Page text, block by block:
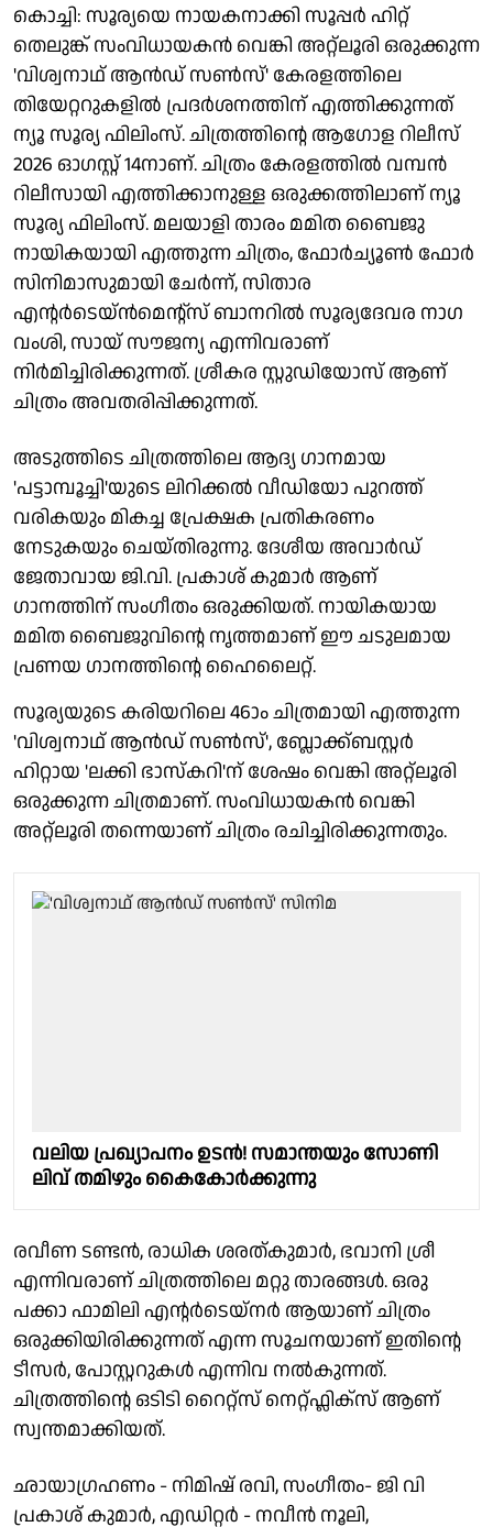
കൊച്ചി: സൂര്യയെ നായകനാക്കി സൂപ്പർ ഹിറ്റ്
തെലുങ്ക് സംവിധായകൻ വെങ്കി അറ്റ്ലൂരി ഒരുക്കുന്ന
'വിശ്വനാഥ് ആൻഡ് സൺസ്' കേരളത്തിലെ
തിയേറ്ററുകളിൽ പ്രദർശനത്തിന് എത്തിക്കുന്നത്
ന്യൂ സൂര്യ ഫിലിംസ്. ചിത്രത്തിന്റെ ആഗോള റിലീസ്
2026 ഓഗസ്റ്റ് 14നാണ്. ചിത്രം കേരളത്തിൽ വമ്പൻ
റിലീസായി എത്തിക്കാനുള്ള ഒരുക്കത്തിലാണ് ന്യൂ
സൂര്യ ഫിലിംസ്. മലയാളി താരം മമിത ബൈജു
നായികയായി എത്തുന്ന ചിത്രം, ഫോർച്യൂൺ ഫോര്‍
സിനിമാസുമായി ചേര്‍ന്ന്, സിതാര
എന്റര്‍ടെയ്ന്‍‍മെന്റ്സ് ബാനറിൽ സൂര്യദേവര നാഗ
വംശി, സായ് സൗജന്യ എന്നിവരാണ്
നിർമിച്ചിരിക്കുന്നത്. ശ്രീകര സ്റ്റുഡിയോസ് ആണ്
ചിത്രം അവതരിപ്പിക്കുന്നത്.
അടുത്തിടെ ചിത്രത്തിലെ ആദ്യ ഗാനമായ
'പട്ടാമ്പൂച്ചി'യുടെ ലിറിക്കൽ വീഡിയോ പുറത്ത്
വരികയും മികച്ച പ്രേക്ഷക പ്രതികരണം
നേടുകയും ചെയ്തിരുന്നു. ദേശീയ അവാർഡ്
ജേതാവായ ജി.വി. പ്രകാശ് കുമാർ ആണ്
ഗാനത്തിന് സംഗീതം ഒരുക്കിയത്. നായികയായ
മമിത ബൈജുവിന്റെ നൃത്തമാണ് ഈ ചടുലമായ
പ്രണയ ഗാനത്തിന്റെ ഹൈലൈറ്റ്.
സൂര്യയുടെ കരിയറിലെ 46ാം ചിത്രമായി എത്തുന്ന
'വിശ്വനാഥ് ആൻഡ് സൺസ്', ബ്ലോക്ക്ബസ്റ്റർ
ഹിറ്റായ 'ലക്കി ഭാസ്കറി'ന് ശേഷം വെങ്കി അറ്റ്ലൂരി
ഒരുക്കുന്ന ചിത്രമാണ്. സംവിധായകൻ വെങ്കി
അറ്റ്ലൂരി തന്നെയാണ് ചിത്രം രചിച്ചിരിക്കുന്നതും.
വലിയ പ്രഖ്യാപനം ഉടൻ! സമാന്തയും സോണി
ലിവ് തമിഴും കൈകോർക്കുന്നു
രവീണ ടണ്ടന്‍, രാധിക ശരത്കുമാര്‍, ഭവാനി ശ്രീ
എന്നിവരാണ് ചിത്രത്തിലെ മറ്റു താരങ്ങൾ. ഒരു
പക്കാ ഫാമിലി എന്റർടെയ്‌നർ ആയാണ് ചിത്രം
ഒരുക്കിയിരിക്കുന്നത് എന്ന സൂചനയാണ് ഇതിന്റെ
ടീസർ, പോസ്റ്ററുകൾ എന്നിവ നൽകുന്നത്.
ചിത്രത്തിന്റെ ഒടിടി റൈറ്റ്‍സ് നെറ്റ്ഫ്ലിക്സ് ആണ്
സ്വന്തമാക്കിയത്.
ഛായാഗ്രഹണം - നിമിഷ് രവി, സംഗീതം- ജി വി
പ്രകാശ് കുമാർ, എഡിറ്റർ - നവീൻ നൂലി,